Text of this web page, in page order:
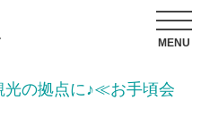
MENU
の拠点に♪≪お手頃会